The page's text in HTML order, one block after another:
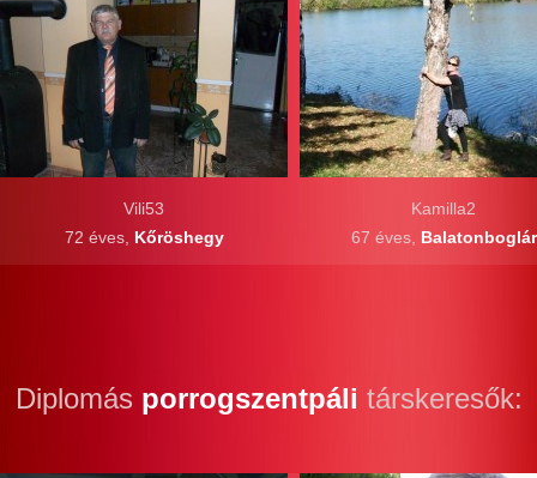
Kamilla2
67 éves, Balatonboglár
Vili53
72 éves, Kőröshegy
Diplomás porrogszentpáli társkeresők: